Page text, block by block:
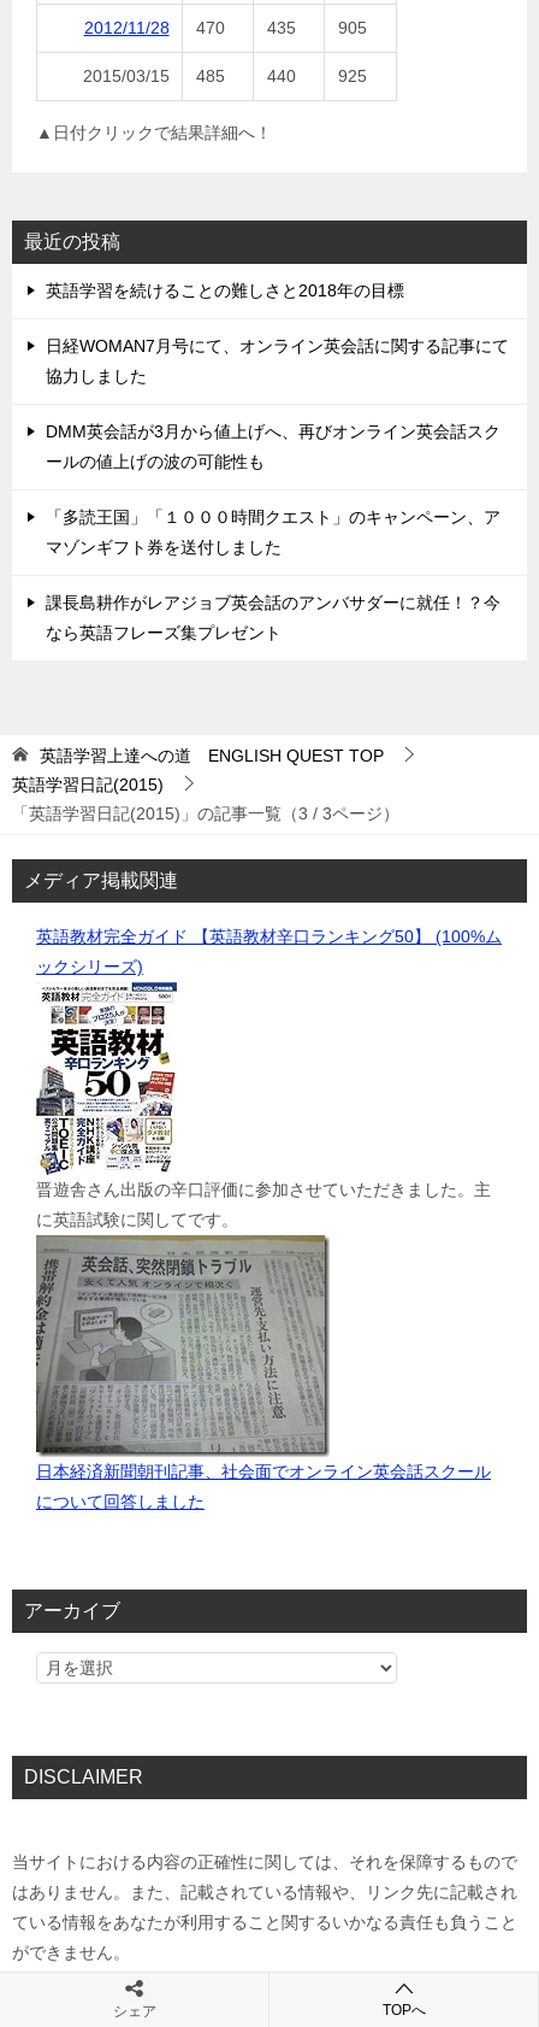
2012/11/28 470 435 905
2015/03/15 485 440 925
▲日付クリックで結果詳細へ！
最近の投稿
英語学習を続けることの難しさと2018年の目標
日経WOMAN7月号にて、オンライン英会話に関する記事にて
協力しました
DMM英会話が3月から値上げへ、再びオンライン英会話スク
ールの値上げの波の可能性も
「多読王国」「１０００時間クエスト」のキャンペーン、ア
マゾンギフト券を送付しました
課長島耕作がレアジョブ英会話のアンバサダーに就任！？今
なら英語フレーズ集プレゼント
英語学習上達への道 ENGLISH QUEST TOP
英語学習日記(2015)
「英語学習日記(2015)」の記事一覧（3 / 3ページ）
メディア掲載関連
英語教材完全ガイド 【英語教材辛口ランキング50】 (100%ム
ックシリーズ)
晋遊舎さん出版の辛口評価に参加させていただきました。主
に英語試験に関してです。
日本経済新聞朝刊記事、社会面でオンライン英会話スクール
について回答しました
アーカイブ
DISCLAIMER
当サイトにおける内容の正確性に関しては、それを保障するもので
はありません。また、記載されている情報や、リンク先に記載され
ている情報をあなたが利用すること関するいかなる責任も負うこと
ができません。
シェア TOPへ